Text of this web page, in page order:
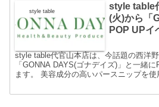
style table
style table
(火)から「
POP UPイ
style table代官山本店は、今話題の西洋
「GONNA DAYS(ゴナデイズ)」と一緒
ます。 美容成分の高いパースニップを